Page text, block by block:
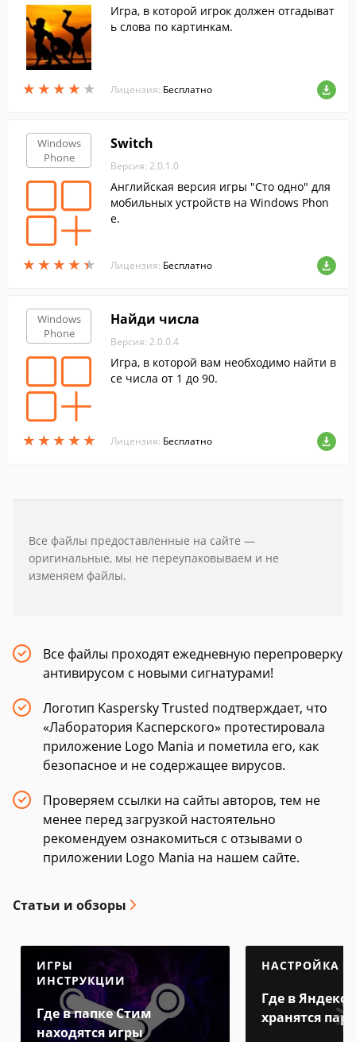
★ ★ ★ ★ ★
★ ★ ★ ★ ★
Игра, в которой игрок должен отгадыват
ь слова по картинкам.
Лицензия: Бесплатно
Windows
Phone
★ ★ ★ ★ ★
★ ★ ★ ★ ★
Switch
Версия: 2.0.1.0
Английская версия игры "Сто одно" для
мобильных устройств на Windows Phon
e.
Лицензия: Бесплатно
Windows
Phone
★ ★ ★ ★ ★
★ ★ ★ ★ ★
Найди числа
Версия: 2.0.0.4
Игра, в которой вам необходимо найти в
се числа от 1 до 90.
Лицензия: Бесплатно
Все файлы предоставленные на сайте —
оригинальные, мы не переупаковываем и не
изменяем файлы.
Все файлы проходят ежедневную перепроверку
антивирусом с новыми сигнатурами!
Логотип Kaspersky Trusted подтверждает, что
«Лаборатория Касперского» протестировала
приложение Logo Mania и пометила его, как
безопасное и не содержащее вирусов.
Проверяем ссылки на сайты авторов, тем не
менее перед загрузкой настоятельно
рекомендуем ознакомиться с отзывами о
приложении Logo Mania на нашем сайте.
Статьи и обзоры
ИГРЫ
ИНСТРУКЦИИ
Где в папке Стим
находятся игры
НАСТРОЙКА
Где в Яндекс
хранятся